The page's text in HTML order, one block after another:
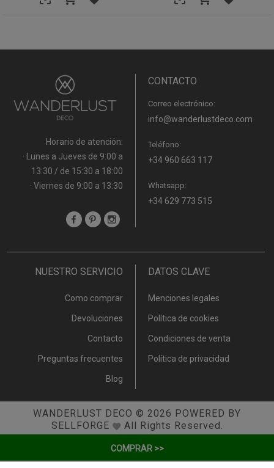
COMPRAR >>
Horario de atención:
· Lunes a Jueves de 9:00 a
13:30 / de 15:30 a 18:00
· Viernes de 9:00 a 13:30
CONTACTO
Correo electrónico:
info@wanderlustdeco.com
Teléfono:
+34 960 663 117
Whatsapp:
+34 629 773 515
NUESTRO SERVICIO
Como comprar
Devoluciones
Contacto
Preguntas frecuentes
Blog
DATOS CLAVE
Menciones legales
Política de cookies
Condiciones de venta
Política de privacidad
WANDERLUST DECO © 2026 POWERED BY
SELLFORGE
All Rights Reserved.